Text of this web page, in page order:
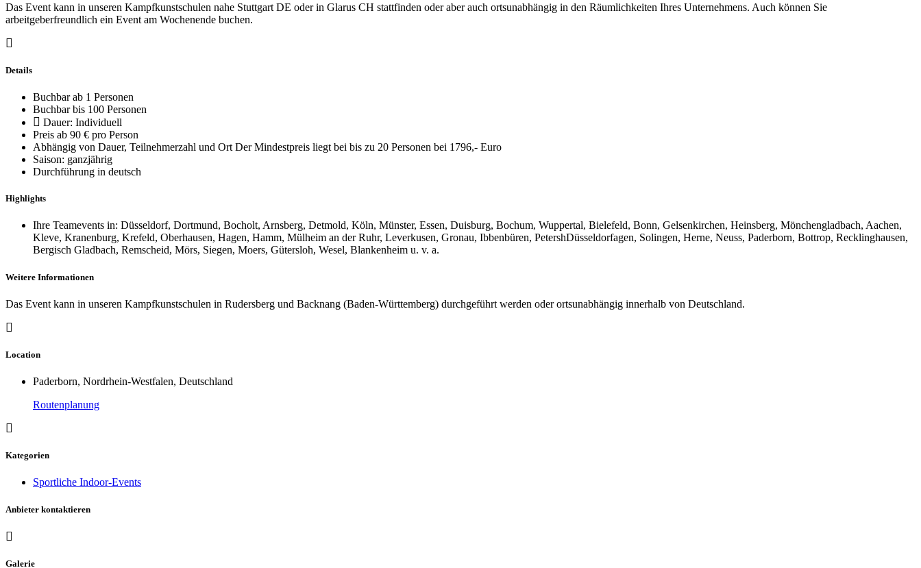
Das Event kann in unseren Kampfkunstschulen nahe Stuttgart DE oder in Glarus CH stattfinden oder aber auch ortsunabhängig in den Räumlichkeiten Ihres Unternehmens. Auch können Sie
arbeitgeberfreundlich ein Event am Wochenende buchen.
Details
Buchbar ab 1 Personen
Buchbar bis 100 Personen
Dauer: Individuell
Preis ab 90 € pro Person
Abhängig von Dauer, Teilnehmerzahl und Ort Der Mindestpreis liegt bei bis zu 20 Personen bei 1796,- Euro
Saison: ganzjährig
Durchführung in deutsch
Highlights
Ihre Teamevents in: Düsseldorf, Dortmund, Bocholt, Arnsberg, Detmold, Köln, Münster, Essen, Duisburg, Bochum, Wuppertal, Bielefeld, Bonn, Gelsenkirchen, Heinsberg, Mönchengladbach, Aachen,
Kleve, Kranenburg, Krefeld, Oberhausen, Hagen, Hamm, Mülheim an der Ruhr, Leverkusen, Gronau, Ibbenbüren, PetershDüsseldorfagen, Solingen, Herne, Neuss, Paderborn, Bottrop, Recklinghausen,
Bergisch Gladbach, Remscheid, Mörs, Siegen, Moers, Gütersloh, Wesel, Blankenheim u. v. a.
Weitere Informationen
Das Event kann in unseren Kampfkunstschulen in Rudersberg und Backnang (Baden-Württemberg) durchgeführt werden oder ortsunabhängig innerhalb von Deutschland.
Location
Paderborn, Nordrhein-Westfalen, Deutschland
Routenplanung
Kategorien
Sportliche Indoor-Events
Anbieter kontaktieren
Galerie